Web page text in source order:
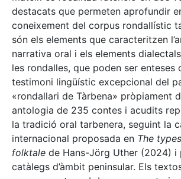
destacats que permeten aprofundir
coneixement del corpus rondallístic
són els elements que caracteritzen
narrativa oral i els elements
les rondalles, que poden ser enteses
testimoni lingüístic excepcional del
«rondallari de Tàrbena» pròpiament
antologia de 235 contes i acudits
la tradició oral tarbenera, seguint la
internacional proposada en The
folktale de Hans-Jörg Uther (2024) i
catàlegs d’àmbit peninsular. Els